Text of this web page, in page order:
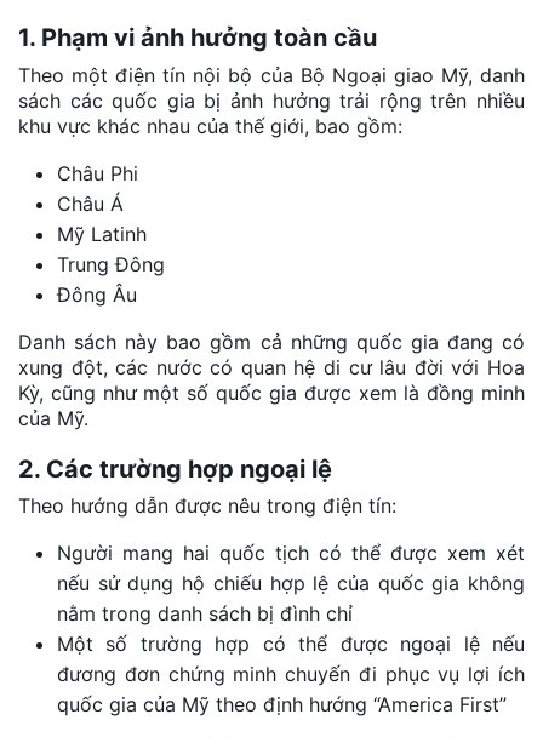
1. Phạm vi ảnh hưởng toàn cầu
Theo một điện tín nội bộ của Bộ Ngoại giao Mỹ, danh
sách các quốc gia bị ảnh hưởng trải rộng trên nhiều
khu vực khác nhau của thế giới, bao gồm:
Châu Phi
Châu Á
Mỹ Latinh
Trung Đông
Đông Âu
Danh sách này bao gồm cả những quốc gia đang có
xung đột, các nước có quan hệ di cư lâu đời với Hoa
Kỳ, cũng như một số quốc gia được xem là đồng minh
của Mỹ.
2. Các trường hợp ngoại lệ
Theo hướng dẫn được nêu trong điện tín:
Người mang hai quốc tịch có thể được xem xét
nếu sử dụng hộ chiếu hợp lệ của quốc gia không
nằm trong danh sách bị đình chỉ
Một số trường hợp có thể được ngoại lệ nếu
đương đơn chứng minh chuyến đi phục vụ lợi ích
quốc gia của Mỹ theo định hướng “America First”